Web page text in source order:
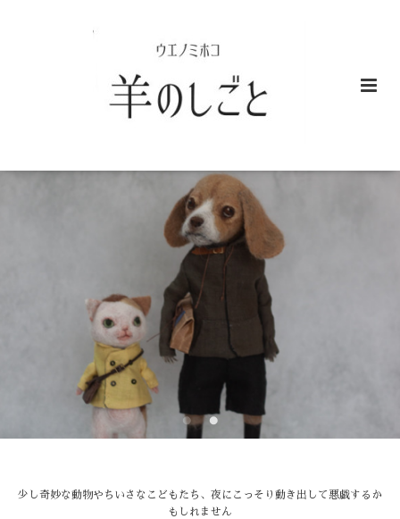
少し奇妙な動物やちいさなこどもたち、夜にこっそり動き出して悪戯するか
もしれません